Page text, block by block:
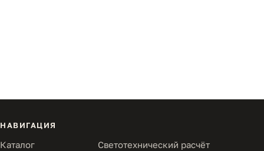
НАВИГАЦИЯ
Каталог
Светотехнический расчёт